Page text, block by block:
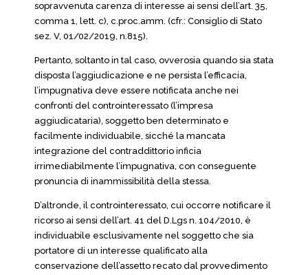
sopravvenuta carenza di interesse ai sensi dell’art. 35,
comma 1, lett. c), c.proc.amm. (cfr.: Consiglio di Stato
sez. V, 01/02/2019, n.815).
Pertanto, soltanto in tal caso, ovverosia quando sia stata
disposta l’aggiudicazione e ne persista l’efficacia,
l’impugnativa deve essere notificata anche nei
confronti del controinteressato (l’impresa
aggiudicataria), soggetto ben determinato e
facilmente individuabile, sicché la mancata
integrazione del contraddittorio inficia
irrimediabilmente l’impugnativa, con conseguente
pronuncia di inammissibilità della stessa.
D’altronde, il controinteressato, cui occorre notificare il
ricorso ai sensi dell’art. 41 del D.Lgs n. 104/2010, è
individuabile esclusivamente nel soggetto che sia
portatore di un interesse qualificato alla
conservazione dell’assetto recato dal provvedimento